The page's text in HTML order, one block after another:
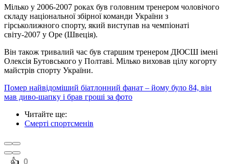
Мілько у 2006-2007 роках був головним тренером чоловічого
складу національної збірної команди України з
гірськолижного спорту, який виступав на чемпіонаті
світу-2007 у Оре (Швеція).
Він також тривалий час був старшим тренером ДЮСШ імені
Олексія Бутовського у Полтаві. Мілько виховав цілу когорту
майстрів спорту України.
Помер найвідоміший біатлонний фанат – йому було 84, він
мав диво-шапку і брав гроші за фото
Читайте ще:
Смерті спортсменів
0